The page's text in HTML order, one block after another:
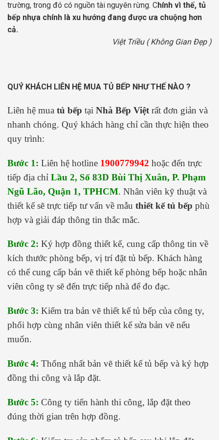
trường, trong đó có nguồn tài nguyên rừng. Chính vì thế, tủ
bếp nhựa chính là xu hướng đang được ưa chuộng hơn
cả.
Việt Triều ( Không Gian Đẹp )
QUÝ KHÁCH LIÊN HỆ MUA TỦ BẾP NHƯ THẾ NÀO ?
Liên hệ mua tủ bếp tại Nhà Bếp Việt rất đơn giản và
nhanh chóng. Quý khách hàng chỉ cần thực hiện theo
quy trình:
Bước 1: Liên hệ hotline 1900779942 hoặc đến trực
tiếp địa chỉ Lầu 2, Số 83D Bùi Thị Xuân, P. Phạm
Ngũ Lão, Quận 1, TPHCM. Nhân viên kỹ thuật và
thiết kế sẽ trực tiếp tư vấn về mẫu thiết kế tủ bếp phù
hợp và giải đáp thông tin thắc mắc.
Bước 2: Ký hợp đồng thiết kế, cung cấp thông tin về
kích thước phòng bếp, vị trí đặt tủ bếp. Khách hàng
có thể cung cấp bản vẽ thiết kế phòng bếp hoặc nhân
viên công ty sẽ đến trực tiếp nhà để đo đạc.
Bước 3: Kiểm tra bản vẽ thiết kế tủ bếp của công ty,
phối hợp cùng nhân viên thiết kế sửa bản vẽ nếu
muốn.
Bước 4: Thống nhất bản vẽ thiết kế tủ bếp và ký hợp
đồng thi công và lắp đặt.
Bước 5: Công ty tiến hành thi công, lắp đặt theo
đúng thời gian trên hợp đồng.